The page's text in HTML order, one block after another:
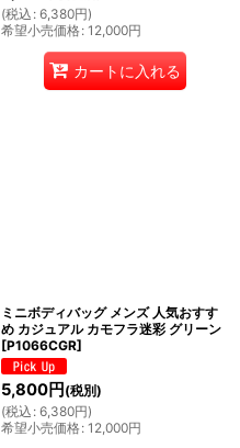
(税込 : 6,380円)
希望小売価格: 12,000円
カートに入れる
ミニボディバッグ メンズ 人気おすす
め カジュアル カモフラ迷彩 グリーン
[P1066CGR]
5,800円 (税別)
(税込 : 6,380円)
希望小売価格: 12,000円